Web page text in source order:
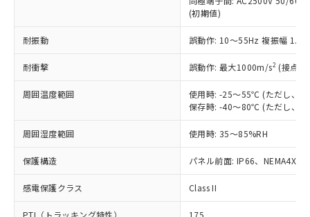
(初期値)
耐振動 誤動作: 10～55Hz 複振幅
耐衝撃 誤動作: 最大1000m/s2 (接点
周囲温度範囲
使用時: -25～55℃ (ただし、氷
保存時: -40～80℃ (ただし、氷
周囲湿度範囲 使用時: 35～85%RH
保護構造 パネル前面: IP66、NEMA4X,
感電保護クラス Class II
PTI（トラッキング特性） 175
正式な納期状況および標準価格はお客
様のお取引先、またはお客様担当のオ
ムロン制御機器販売店・当社販売員に
オムロン制御機器販売店や当社販売拠
販売ネットワーク
」をご確認
事前の承諾なく第三者に漏洩または開
示しないようお願いします。
マイパーツ機能（部品リスト作成サー
ビス）をご利用いただくには、I-Web
メンバーズにご登録されている必要が
あります。
(PBDE) 1000ppm以下、フタル酸ビス(2-エチルヘキシ
ル) (DEHP)(別名：DOP) 1000ppm以下、フタル酸ブチ
（DBP） 1000ppm以下、フタル酸ジイソブチル
但し、RoHS指令で産業用監視および制御機器に対する
フタル酸エステル類の４物質については閾値を超える意
図的な使用がないことを確認しています。
※2 対応予定月
部品在庫の切り替え状況などにより、予定
月が前後することがあります。
ニル類) : 1000ppm、 PBDEs(ポリ臭化ジフェニルエーテ
イソブチル) : 1000ppm、 BBP(フタル酸ブチルベンジ
DEHP(フタル酸ビス(2-エチルヘキシル)) : 1000ppm
「ｅ」：有害物質（10物質）のすべてが基
準値以下であることを示します。
「10」：通常の使用状況下において有害物
質が外部に漏えいし、環境に深刻な影響を
及ぼさない年数を意味します。
当社は規制貨物を破棄する場合は、完
全に破砕するなど、違法に輸出されな
いよう必要な手段を講じます。
当社は貴社製品を、核兵器、ミサイ
ル、化学兵器、生物兵器またはその他
武器並びにこれらの製造装置等に一切
当社は、貴社製品を第三者に販売する
場合は、上記1、2および3の内容を当
該第三者に通知します。また当社は、
販売先および販売に係わる関係者が違
り引きをいたしません。
一定数以上の在庫あり
一定数には満たないが在庫あり
在庫なし(最新の在庫状況につ
いては、お客様のお取引先、ま
たはお客様担当のオムロン制御
機器販売店・当社販売員にご確
白
受注生産機種、また在庫状況の
情報を公開していない機種